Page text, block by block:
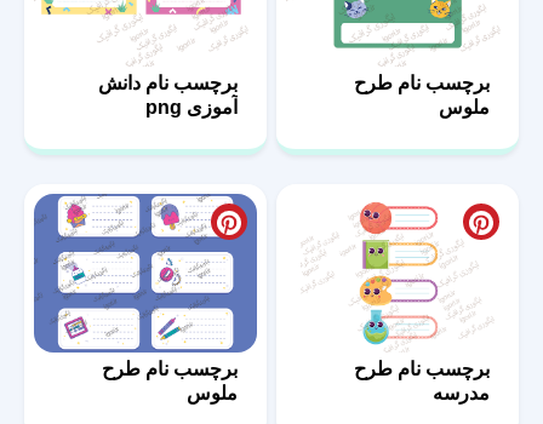
برچسب نام طرح
ملوس
برچسب نام دانش
آموزی png
برچسب نام طرح
مدرسه
برچسب نام طرح
ملوس